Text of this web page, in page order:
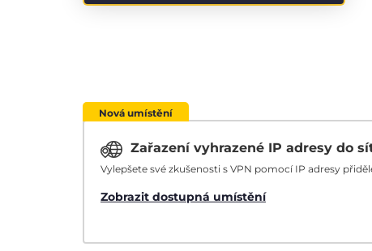
Nová umístění
Zařazení vyhrazené IP adresy do
Vylepšete své zkušenosti s VPN pomocí IP adresy
Zobrazit dostupná umístění